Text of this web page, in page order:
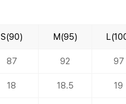
S(90) M(95)
87 92 97
18 18.5 19